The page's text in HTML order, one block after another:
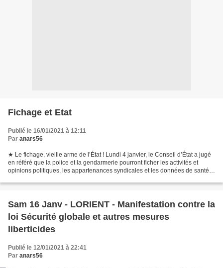
Fichage et Etat
Publié le 16/01/2021 à 12:11
Par anars56
★ Le fichage, vieille arme de l’État ! Lundi 4 janvier, le Conseil d’État a jugé
en référé que la police et la gendarmerie pourront ficher les activités et
opinions politiques, les appartenances syndicales et les données de santé
Sam 16 Janv - LORIENT - Manifestation contre la
loi Sécurité globale et autres mesures
liberticides
Publié le 12/01/2021 à 22:41
Par anars56